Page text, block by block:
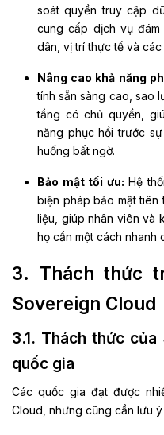
soát quyền truy cập
cung cấp dịch vụ
dân, vị trí thực tế và các
Nâng cao khả năng
tính sẵn sàng cao, sao
tầng có chủ quyền,
năng phục hồi trước
huống bất ngờ.
Bảo mật tối ưu: Hệ
biện pháp bảo mật tiên
liệu, giúp nhân viên và
họ cần một cách nhanh
3. Thách thức
Sovereign Cloud
3.1. Thách thức
quốc gia
Các quốc gia đạt được
Cloud, nhưng cũng cần lưu ý